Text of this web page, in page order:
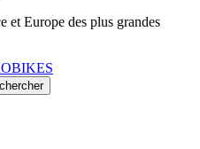
Europe des plus grandes